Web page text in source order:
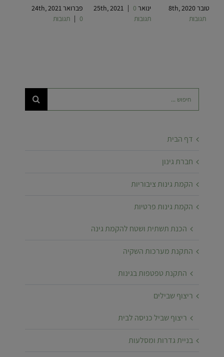
פברואר 24th, 2021
0 תגובות
ינואר 25th, 2021 0
תגובות
אוקטובר 8th, 2020
דף הבית
חברת גינון
הקמת גינות ציבוריות
הקמת גינות פרטיות
הכנת תשתית ושטח להקמת גינה
התקנת מערכות השקיה
התקנת טפטפות בגינות
ריצוף שבילים
ריצוף שביל כניסה לבית
בניית גדרות ומסלעות